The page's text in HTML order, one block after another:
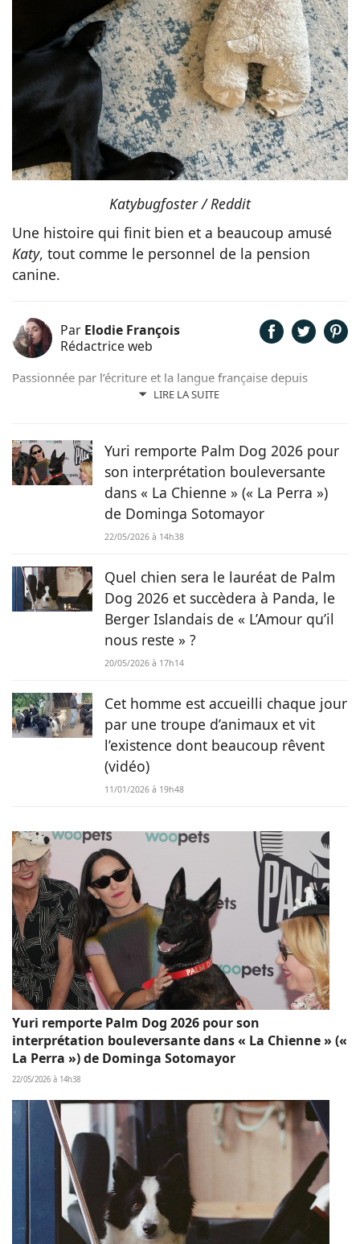
Katybugfoster / Reddit
Une histoire qui finit bien et a beaucoup amusé
Katy, tout comme le personnel de la pension
canine.
Par Elodie François
Rédactrice web
LIRE LA SUITE
Passionnée par l’écriture et la langue française depuis
toujours, j’aime jouer avec les mots et les faire vivre.
Yuri remporte Palm Dog 2026 pour
son interprétation bouleversante
dans « La Chienne » (« La Perra »)
de Dominga Sotomayor
22/05/2026 à 14h38
Quel chien sera le lauréat de Palm
Dog 2026 et succèdera à Panda, le
Berger Islandais de « L’Amour qu’il
nous reste » ?
20/05/2026 à 17h14
Cet homme est accueilli chaque jour
par une troupe d’animaux et vit
l’existence dont beaucoup rêvent
(vidéo)
11/01/2026 à 19h48
Yuri remporte Palm Dog 2026 pour son
interprétation bouleversante dans « La Chienne » («
La Perra ») de Dominga Sotomayor
22/05/2026 à 14h38